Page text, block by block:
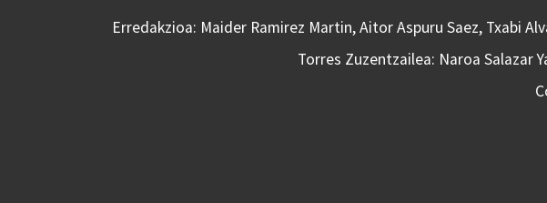
Erredakzioa: Maider Ramirez Martin, Aitor Aspuru Saez, Txabi
Torres Zuzentzailea: Naroa Salazar